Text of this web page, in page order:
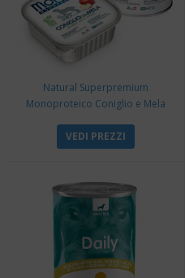
Natural Superpremium
Monoproteico Coniglio e Mela
VEDI PREZZI